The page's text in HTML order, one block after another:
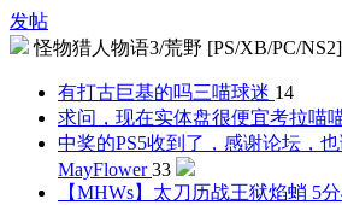
发帖
怪物猎人物语3/荒野 [PS/XB/PC/NS2]
有打古巨基的吗三喵球迷 14
求问，现在实体盘很便宜考拉喵
中奖的PS5收到了，感谢论坛，也
MayFlower 33
【MHWs】太刀历战王狱焰蛸 5